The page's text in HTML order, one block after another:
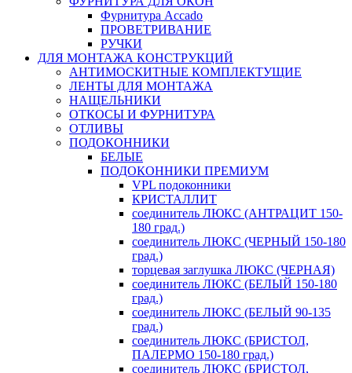
Фурнитура Accado
ПРОВЕТРИВАНИЕ
РУЧКИ
ДЛЯ МОНТАЖА КОНСТРУКЦИЙ
АНТИМОСКИТНЫЕ КОМПЛЕКТУЩИЕ
ЛЕНТЫ ДЛЯ МОНТАЖА
НАЩЕЛЬНИКИ
ОТКОСЫ И ФУРНИТУРА
ОТЛИВЫ
ПОДОКОННИКИ
БЕЛЫЕ
ПОДОКОННИКИ ПРЕМИУМ
VPL подоконники
КРИСТАЛЛИТ
соединитель ЛЮКС (АНТРАЦИТ 150-
180 град.)
соединитель ЛЮКС (ЧЕРНЫЙ 150-180
град.)
торцевая заглушка ЛЮКС (ЧЕРНАЯ)
соединитель ЛЮКС (БЕЛЫЙ 150-180
град.)
соединитель ЛЮКС (БЕЛЫЙ 90-135
град.)
соединитель ЛЮКС (БРИСТОЛ,
ПАЛЕРМО 150-180 град.)
соединитель ЛЮКС (БРИСТОЛ,